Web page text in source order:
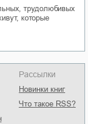
трудолюбивых
которые
Рассылки
Новинки книг
Что такое RSS?